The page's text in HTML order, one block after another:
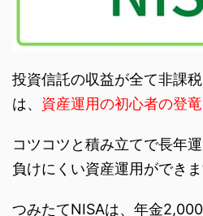
投資信託の収益が全て非課
は、 資産運用の初心者の登竜
コツコツと積み立てで長年
負けにくい資産運用ができま
つみたてNISAは、年金